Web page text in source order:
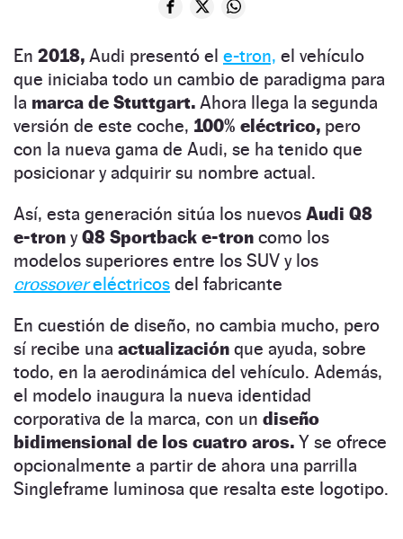
En 2018, Audi presentó el e-tron, el vehículo
que iniciaba todo un cambio de paradigma para
la marca de Stuttgart. Ahora llega la segunda
versión de este coche, 100% eléctrico, pero
con la nueva gama de Audi, se ha tenido que
posicionar y adquirir su nombre actual.
Así, esta generación sitúa los nuevos Audi Q8
e-tron yQ8 Sportback e-tron como los
modelos superiores entre los SUV y los
crossovereléctricos del fabricante
En cuestión de diseño, no cambia mucho, pero
sí recibe una actualización que ayuda, sobre
todo, en la aerodinámica del vehículo. Además,
el modelo inaugura la nueva identidad
corporativa de la marca, con un diseño
bidimensional de los cuatro aros. Y se ofrece
opcionalmente a partir de ahora una parrilla
Singleframe luminosa que resalta este logotipo.